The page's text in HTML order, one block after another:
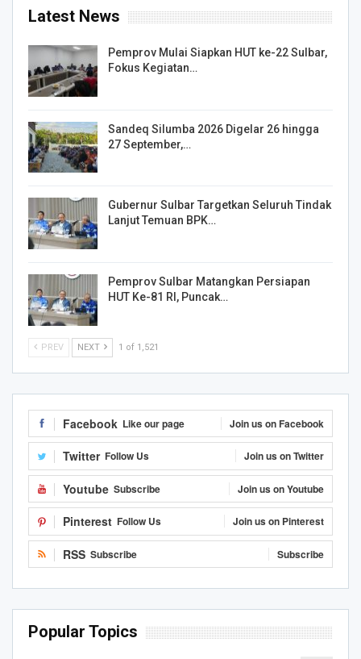
Latest News
Pemprov Mulai Siapkan HUT ke-22 Sulbar,
Fokus Kegiatan…
Sandeq Silumba 2026 Digelar 26 hingga
27 September,…
Gubernur Sulbar Targetkan Seluruh Tindak
Lanjut Temuan BPK…
Pemprov Sulbar Matangkan Persiapan
HUT Ke-81 RI, Puncak…
PREV NEXT 1 of 1,521
Facebook Like our page Join us on Facebook
Twitter Follow Us Join us on Twitter
Youtube Subscribe Join us on Youtube
Pinterest Follow Us Join us on Pinterest
RSS Subscribe Subscribe
Popular Topics